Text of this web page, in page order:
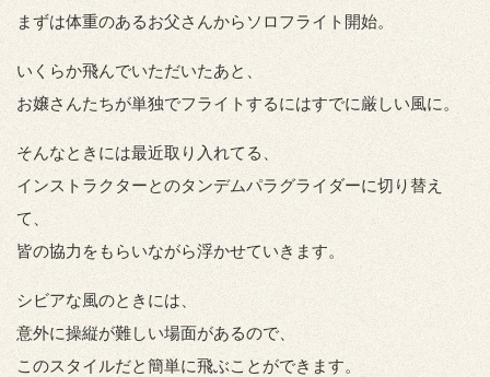
まずは体重のあるお父さんからソロフライト開始。
いくらか飛んでいただいたあと、
お嬢さんたちが単独でフライトするにはすでに厳しい風に。
そんなときには最近取り入れてる、
インストラクターとのタンデムパラグライダーに切り替え
て、
皆の協力をもらいながら浮かせていきます。
シビアな風のときには、
意外に操縦が難しい場面があるので、
このスタイルだと簡単に飛ぶことができます。